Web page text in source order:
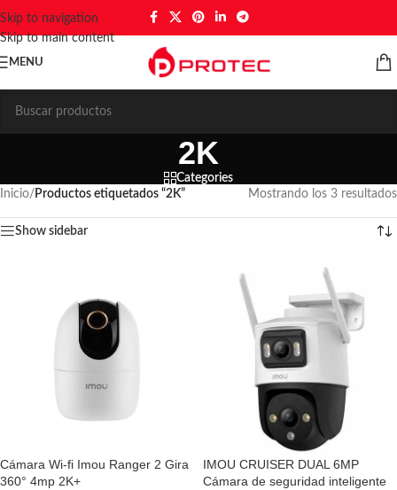
Skip to navigation
Skip to main content
MENU
2K
Categories
Inicio/ Productos etiquetados “2K” Mostrando los 3 resultados
Show sidebar
Cámara Wi-fi Imou Ranger 2 Gira
360° 4mp 2K+
IMOU CRUISER DUAL 6MP
Cámara de seguridad inteligente